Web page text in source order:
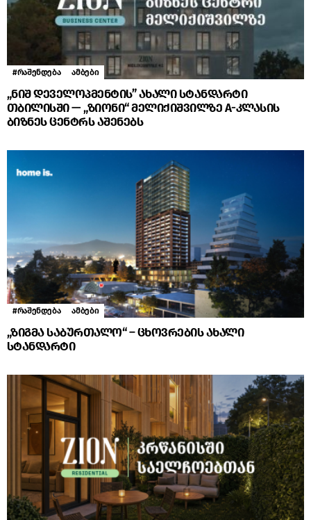
#რაშენდება ამბები
„ნიშ დეველოპმენტის” ახალი სტანდარტი
თბილისში — „ზიონი“ მელიქიშვილზე A-კლასის
ბიზნეს ცენტრს აშენებს
#რაშენდება ამბები
„ზიგმა საბურთალო“ – ცხოვრების ახალი
სტანდარტი